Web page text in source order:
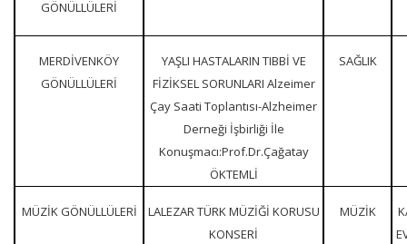
GÖNÜLLÜLERİ
MERDİVENKÖY
GÖNÜLLÜLERİ
YAŞLI HASTALARIN TIBBİ VE
FİZİKSEL SORUNLARI Alzeimer
Çay Saati Toplantısı-Alzheimer
Derneği İşbirliği İle
Konuşmacı:Prof.Dr.Çağatay
ÖKTEMLİ
SAĞLIK
MÜZİK GÖNÜLLÜLERİ
LALEZAR TÜRK MÜZİĞİ KORUSU
KONSERİ
MÜZİK